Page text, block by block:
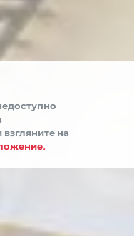
взгляните на